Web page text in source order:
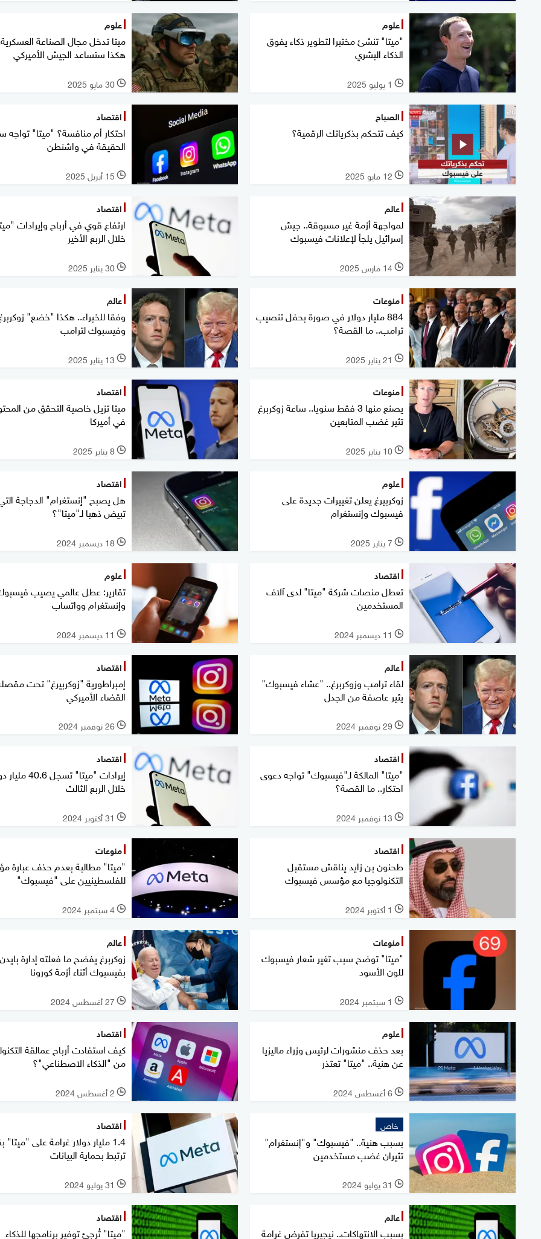
علوم
"ميتا" تنشئ مختبرا لتطوير ذكاء يفوق
الذكاء البشري
l 1 يوليو 2025
علوم
ميتا تدخل مجال الصناعة
هكذا ستساعد الجيش الأميركي
l 30 مايو 2025
الصباح
كيف تتحكم بذكرياتك الرقمية؟
l 12 مايو 2025
اقتصاد
احتكار أم منافسة؟ "ميتا" تواجه
الحقيقة في واشنطن
l 15 أبريل 2025
عالم
لمواجهة أزمة غير مسبوقة.. جيش
إسرائيل يلجأ لإعلانات فيسبوك
l 14 مارس 2025
اقتصاد
ارتفاع قوي في أرباح وإيرادات
خلال الربع الأخير
l 30 يناير 2025
منوعات
884 مليار دولار في صورة بحفل تنصيب
ترامب.. ما القصة؟
l 21 يناير 2025
عالم
وفقا للخبراء.. هكذا "خضع"
وفيسبوك لترامب
l 13 يناير 2025
منوعات
يصنع منها 3 فقط سنويا.. ساعة زوكربرغ
تثير غضب المتابعين
l 10 يناير 2025
اقتصاد
ميتا تزيل خاصية التحقق من
في أميركا
l 8 يناير 2025
علوم
زوكربيرغ يعلن تغييرات جديدة على
فيسبوك وإنستغرام
l 7 يناير 2025
اقتصاد
هل يصبح "إنستغرام" الدجاجة
تبيض ذهبا لـ"ميتا"؟
l 18 ديسمبر 2024
اقتصاد
تعطل منصات شركة "ميتا" لدى آلاف
المستخدمين
l 11 ديسمبر 2024
علوم
تقارير: عطل عالمي يصيب
وإنستغرام وواتساب
l 11 ديسمبر 2024
عالم
لقاء ترامب وزوكربرغ.. "عشاء فيسبوك"
يثير عاصفة من الجدل
l 29 نوفمبر 2024
اقتصاد
إمبراطورية "زوكربيرغ" تحت
القضاء الأميركي
l 26 نوفمبر 2024
اقتصاد
"ميتا" المالكة لـ"فيسبوك" تواجه دعوى
احتكار.. ما القصة؟
l 13 نوفمبر 2024
اقتصاد
إيرادات "ميتا" تسجل
خلال الربع الثالث
l 31 أكتوبر 2024
اقتصاد
طحنون بن زايد يناقش مستقبل
التكنولوجيا مع مؤسس فيسبوك
l 1 أكتوبر 2024
منوعات
"ميتا" مطالبة بعدم حذف عبارة
للفلسطينيين على "فيسبوك"
l 4 سبتمبر 2024
منوعات
"ميتا" توضح سبب تغير شعار فيسبوك
للون الأسود
l 1 سبتمبر 2024
عالم
زوكربرغ يفضح ما فعلته إدارة بايدن
بفيسبوك أثناء أزمة كورونا
l 27 أغسطس 2024
علوم
بعد حذف منشورات لرئيس وزراء ماليزيا
عن هنية.. "ميتا" تعتذر
l 6 أغسطس 2024
اقتصاد
كيف استفادت أرباح عمالقة
من "الذكاء الاصطناعي"؟
l 2 أغسطس 2024
خاص
بسبب هنية.. "فيسبوك" و"إنستغرام"
تثيران غضب مستخدمين
l 31 يوليو 2024
اقتصاد
1.4 مليار دولار غرامة على
ترتبط بحماية البيانات
l 31 يوليو 2024
عالم
بسبب الانتهاكات.. نيجيريا تفرض غرامة
اقتصاد
"ميتا" تُرجئ توفير برنامجها للذكاء